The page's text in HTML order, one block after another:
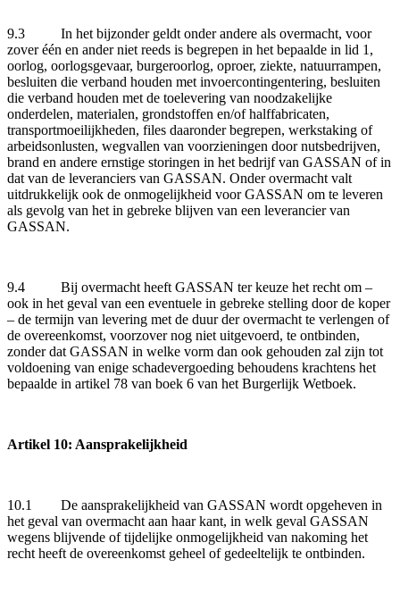
9.3 In het bijzonder geldt onder andere als overmacht, voor
zover één en ander niet reeds is begrepen in het bepaalde in lid 1,
oorlog, oorlogsgevaar, burgeroorlog, oproer, ziekte, natuurrampen,
besluiten die verband houden met invoercontingentering, besluiten
die verband houden met de toelevering van noodzakelijke
onderdelen, materialen, grondstoffen en/of halffabricaten,
transportmoeilijkheden, files daaronder begrepen, werkstaking of
arbeidsonlusten, wegvallen van voorzieningen door nutsbedrijven,
brand en andere ernstige storingen in het bedrijf van GASSAN of in
dat van de leveranciers van GASSAN. Onder overmacht valt
uitdrukkelijk ook de onmogelijkheid voor GASSAN om te leveren
als gevolg van het in gebreke blijven van een leverancier van
GASSAN.
9.4 Bij overmacht heeft GASSAN ter keuze het recht om –
ook in het geval van een eventuele in gebreke stelling door de koper
– de termijn van levering met de duur der overmacht te verlengen of
de overeenkomst, voorzover nog niet uitgevoerd, te ontbinden,
zonder dat GASSAN in welke vorm dan ook gehouden zal zijn tot
voldoening van enige schadevergoeding behoudens krachtens het
bepaalde in artikel 78 van boek 6 van het Burgerlijk Wetboek.
Artikel 10: Aansprakelijkheid
10.1 De aansprakelijkheid van GASSAN wordt opgeheven in
het geval van overmacht aan haar kant, in welk geval GASSAN
wegens blijvende of tijdelijke onmogelijkheid van nakoming het
recht heeft de overeenkomst geheel of gedeeltelijk te ontbinden.